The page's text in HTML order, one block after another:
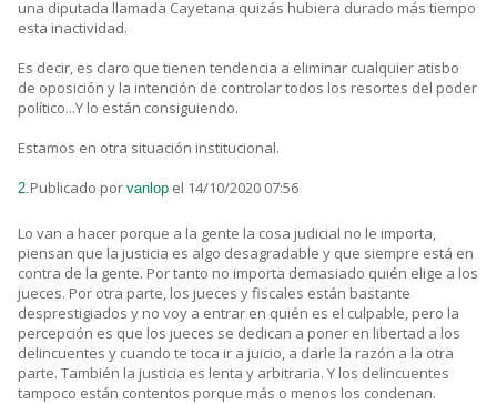
una diputada llamada Cayetana quizás hubiera durado más tiempo
esta inactividad.
Es decir, es claro que tienen tendencia a eliminar cualquier atisbo
de oposición y la intención de controlar todos los resortes del poder
político...Y lo están consiguiendo.
Estamos en otra situación institucional.
2. Publicado por vanlop el 14/10/2020 07:56
Lo van a hacer porque a la gente la cosa judicial no le importa,
piensan que la justicia es algo desagradable y que siempre está en
contra de la gente. Por tanto no importa demasiado quién elige a los
jueces. Por otra parte, los jueces y fiscales están bastante
desprestigiados y no voy a entrar en quién es el culpable, pero la
percepción es que los jueces se dedican a poner en libertad a los
delincuentes y cuando te toca ir a juicio, a darle la razón a la otra
parte. También la justicia es lenta y arbitraria. Y los delincuentes
tampoco están contentos porque más o menos los condenan.